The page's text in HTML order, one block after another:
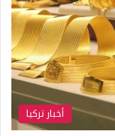
أخبار تركيا